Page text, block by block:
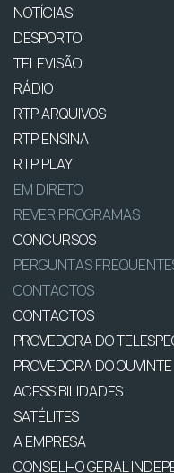
NOTÍCIAS
DESPORTO
TELEVISÃO
RÁDIO
RTP ARQUIVOS
RTP ENSINA
RTP PLAY
EM DIRETO
REVER PROGRAMAS
CONCURSOS
PERGUNTAS
CONTACTOS
CONTACTOS
PROVEDORA DO
PROVEDORA DO OUVINTE
ACESSIBILIDADES
SATÉLITES
A EMPRESA
CONSELHO GERAL